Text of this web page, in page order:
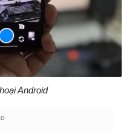
Android